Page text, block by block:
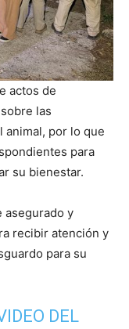
actos de
las
animal, por lo que
para
su bienestar.
asegurado y
recibir atención y
para su
DEL